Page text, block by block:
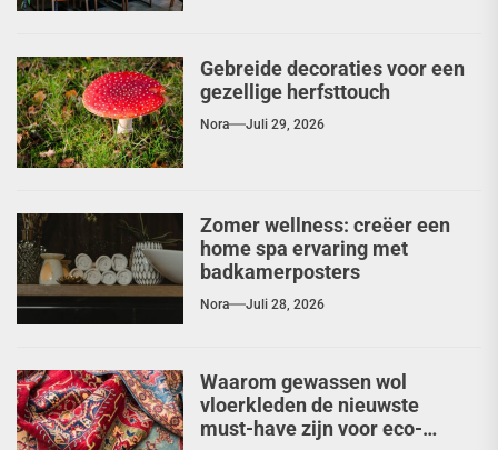
Gebreide decoraties voor een
gezellige herfsttouch
Nora Juli 29, 2026
Zomer wellness: creëer een
home spa ervaring met
badkamerposters
Nora Juli 28, 2026
Waarom gewassen wol
vloerkleden de nieuwste
must-have zijn voor eco-